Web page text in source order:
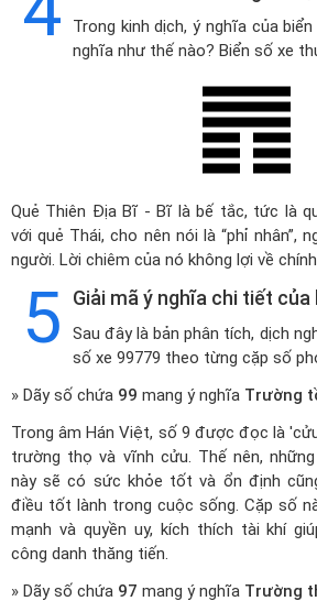
Trong kinh dịch, ý nghĩa của
nghĩa như thế nào? Biển số xe
Quẻ Thiên Địa Bĩ - Bĩ là bế tắc, tức là
với quẻ Thái, cho nên nói là “phỉ nhân”,
người. Lời chiêm của nó không lợi về
5 Giải mã ý nghĩa chi tiết của
Sau đây là bản phân tích, dịch
số xe 99779 theo từng cặp số
» Dãy số chứa 99 mang ý nghĩa Trường
Trong âm Hán Việt, số 9 được đọc là
trường thọ và vĩnh cửu. Thế nên,
này sẽ có sức khỏe tốt và ổn định
điều tốt lành trong cuộc sống. Cặp số
mạnh và quyền uy, kích thích tài khí
công danh thăng tiến.
» Dãy số chứa 97 mang ý nghĩa Trường